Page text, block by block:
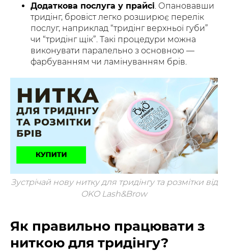
Додаткова послуга у прайсі . Опановавши
тридінг, бровіст легко розширює перелік
послуг, наприклад “тридінг верхньої губи”
чи “тридінг щік”. Такі процедури можна
виконувати паралельно з основною —
фарбуванням чи ламінуванням брів.
Зустрічай нову нитку для тридінгу та розмітки від
OKO Lash&Brow
Як правильно працювати з
ниткою для тридінгу?